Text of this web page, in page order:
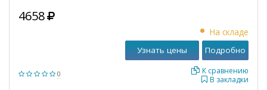
0
4658
На складе
В закладки
К сравнению
Узнать цены Подробно